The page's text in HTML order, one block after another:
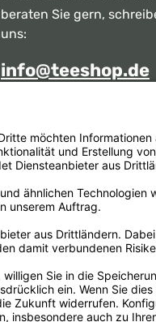
beraten Sie gern,
uns:
info@teeshop.de
Mo - Sa zwischen 10:00 -
unter:
Vertrag widerrufen